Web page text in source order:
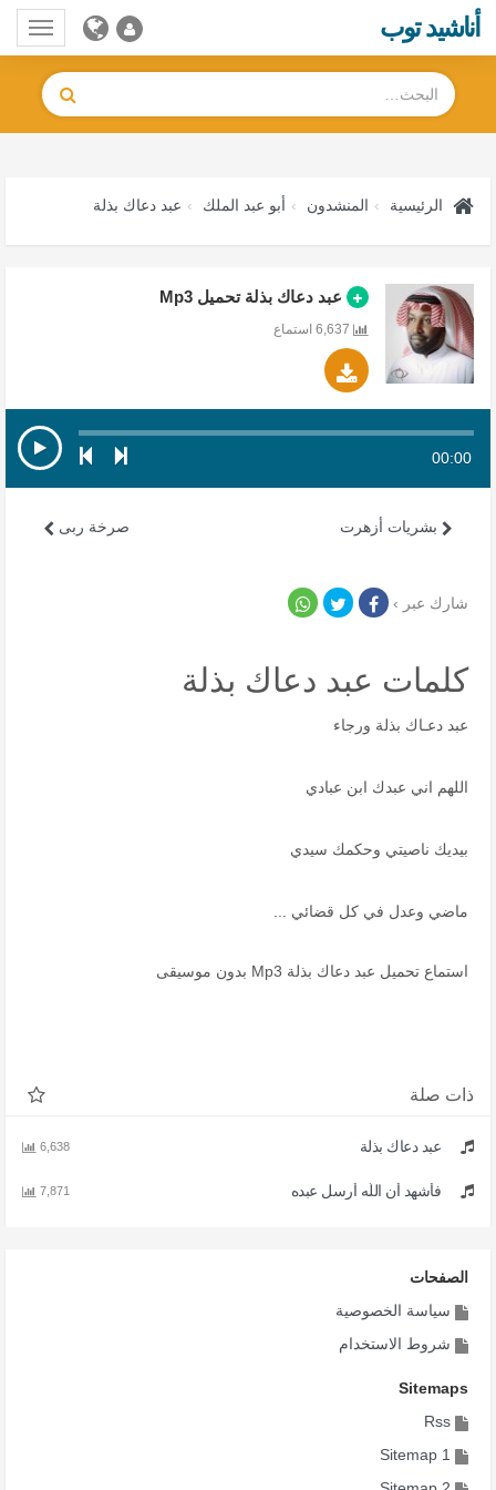
أناشيد توب
الرئيسية المنشدون أبو عبد الملك عبد دعاك بذلة
عبد دعاك بذلة تحميل Mp3
00:00
صرخة ربى بشريات أزهرت
شارك عبر ›
كلمات عبد دعاك بذلة
عبد دعـاك بذلة ورجاء
اللهم اني عبدك ابن عبادي
بيديك ناصيتي وحكمك سيدي
ماضي وعدل في كل قضائي ...
استماع تحميل عبد دعاك بذلة Mp3 بدون موسيقى
ذات صلة
عبد دعاك بذلة 6,638
فأشهد أن اللّه أرسل عبده 7,871
الصفحات
سياسة الخصوصية
شروط الاستخدام
Sitemaps
Rss
Sitemap 1